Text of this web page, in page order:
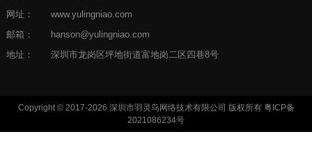
网址：
www.yulingniao.com
邮箱：
hanson@yulingniao.com
地址：
深圳市龙岗区坪地街道富地岗二区四巷8号
Copyright © 2017-2026 深圳市羽灵鸟网络技术有限公司 版权所有 粤ICP备
2021086234号